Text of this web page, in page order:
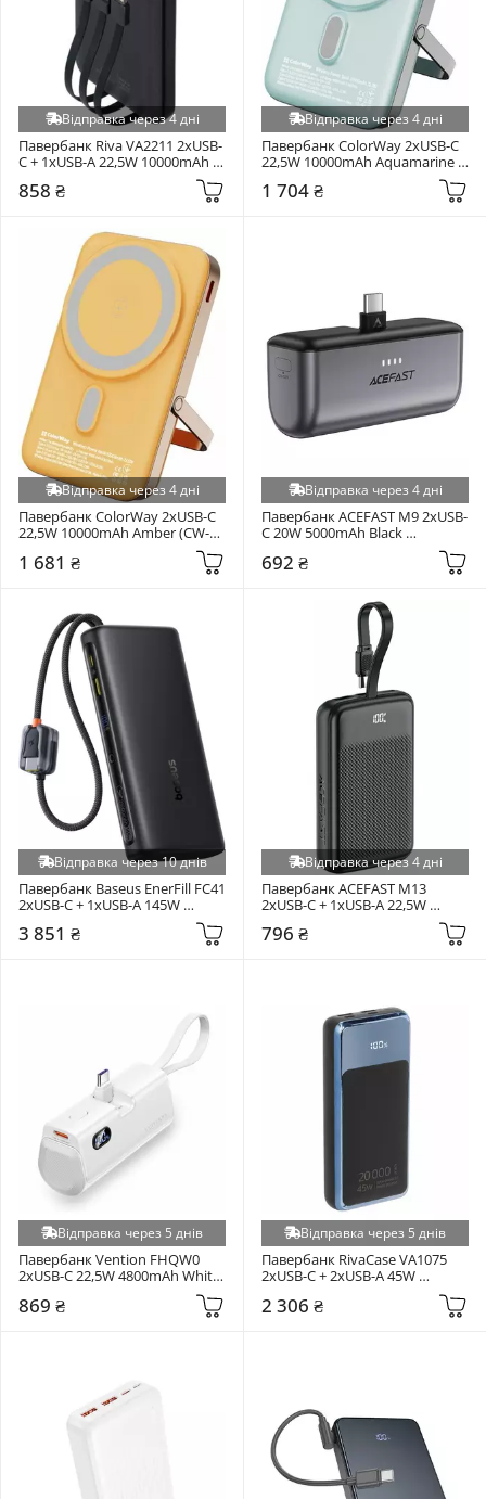
Відправка через 4 дні
Павербанк Riva VA2211 2xUSB-
C + 1xUSB-A 22,5W 10000mAh
858 ₴
Відправка через 4 дні
Павербанк ColorWay 2xUSB-C
22,5W 10000mAh Aquamarine
1 704 ₴
Відправка через 4 дні
Павербанк ColorWay 2xUSB-C
22,5W 10000mAh Amber (CW-
1 681 ₴
Відправка через 4 дні
Павербанк ACEFAST M9 2xUSB-
C 20W 5000mAh Black
692 ₴
Відправка через 10 днів
Павербанк Baseus EnerFill FC41
2xUSB-C + 1xUSB-A 145W
(E0028H01)
3 851 ₴
Відправка через 4 дні
Павербанк ACEFAST M13
2xUSB-C + 1xUSB-A 22,5W
(6974316283959)
796 ₴
Відправка через 5 днів
Павербанк Vention FHQW0
2xUSB-C 22,5W 4800mAh White
869 ₴
Відправка через 5 днів
Павербанк RivaCase VA1075
2xUSB-C + 2xUSB-A 45W
2 306 ₴